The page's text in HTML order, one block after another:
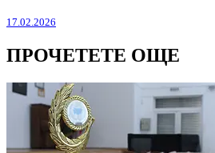
17.02.2026
ПРОЧЕТЕТЕ ОЩЕ